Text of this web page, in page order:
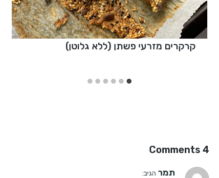
קרקרים מזרעי פשתן (ללא גלוטן)
4 Comments
תמר הגיב: